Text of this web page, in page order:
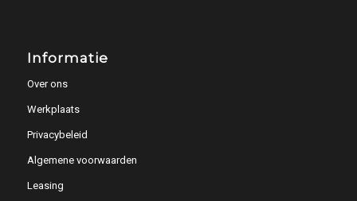
Informatie
Over ons
Werkplaats
Privacybeleid
Algemene voorwaarden
Leasing